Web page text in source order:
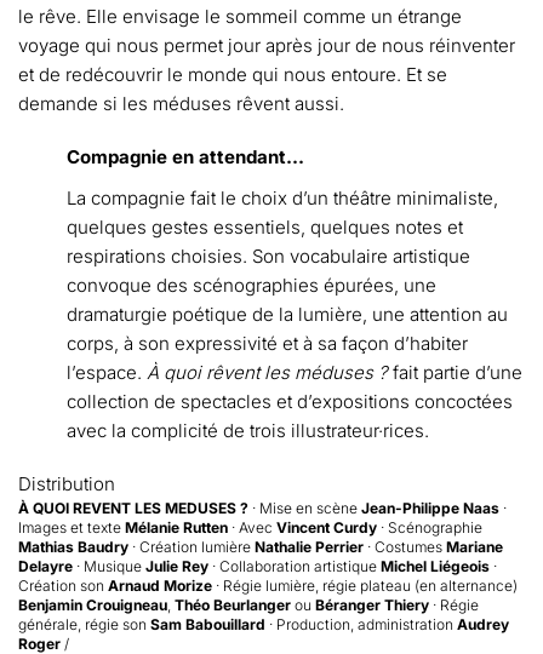
le rêve. Elle envisage le sommeil comme un étrange
voyage qui nous permet jour après jour de nous réinventer
et de redécouvrir le monde qui nous entoure. Et se
demande si les méduses rêvent aussi.
Compagnie en attendant...
La compagnie fait le choix d’un théâtre minimaliste,
quelques gestes essentiels, quelques notes et
respirations choisies. Son vocabulaire artistique
convoque des scénographies épurées, une
dramaturgie poétique de la lumière, une attention au
corps, à son expressivité et à sa façon d’habiter
l’espace. À quoi rêvent les méduses ?fait partie d’une
collection de spectacles et d’expositions concoctées
avec la complicité de trois illustrateur·rices.
Distribution
À QUOI REVENT LES MEDUSES ? · Mise en scène Jean-Philippe Naas ·
Images et texte Mélanie Rutten · Avec Vincent Curdy · Scénographie
Mathias Baudry · Création lumière Nathalie Perrier · Costumes Mariane
Delayre · Musique Julie Rey · Collaboration artistique Michel Liégeois ·
Création son Arnaud Morize · Régie lumière, régie plateau (en alternance)
Benjamin Crouigneau, Théo Beurlanger ou Béranger Thiery · Régie
générale, régie son Sam Babouillard · Production, administration Audrey
Roger /